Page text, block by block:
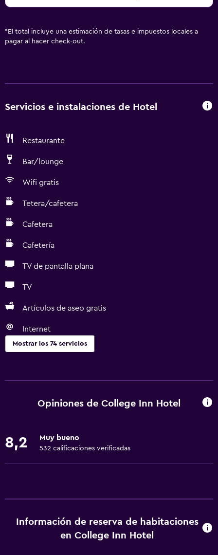
* El total incluye una estimación de tasas e impuestos locales a
pagar al hacer check-out.
Servicios e instalaciones de Hotel
Restaurante
Bar/lounge
Wifi gratis
Tetera/cafetera
Cafetera
Cafetería
TV de pantalla plana
TV
Artículos de aseo gratis
Internet
Mostrar los 74 servicios
Wifi gratis
Ventilador
Calefacción
Opiniones de College Inn Hotel
8,2 Muy bueno
532 calificaciones verificadas
Información de reserva de habitaciones
en College Inn Hotel